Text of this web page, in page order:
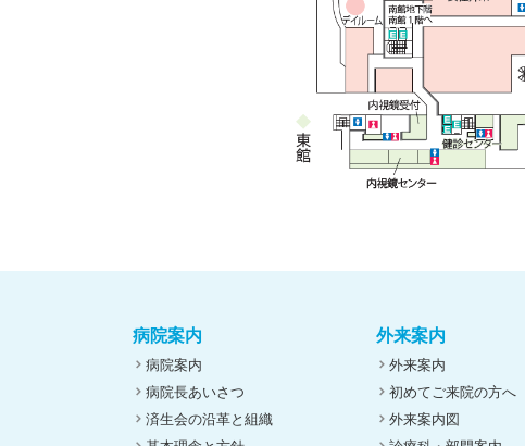
病院案内
病院案内
病院長あいさつ
済生会の沿革と組織
外来案内
外来案内
初めてご来院の方へ
外来案内図